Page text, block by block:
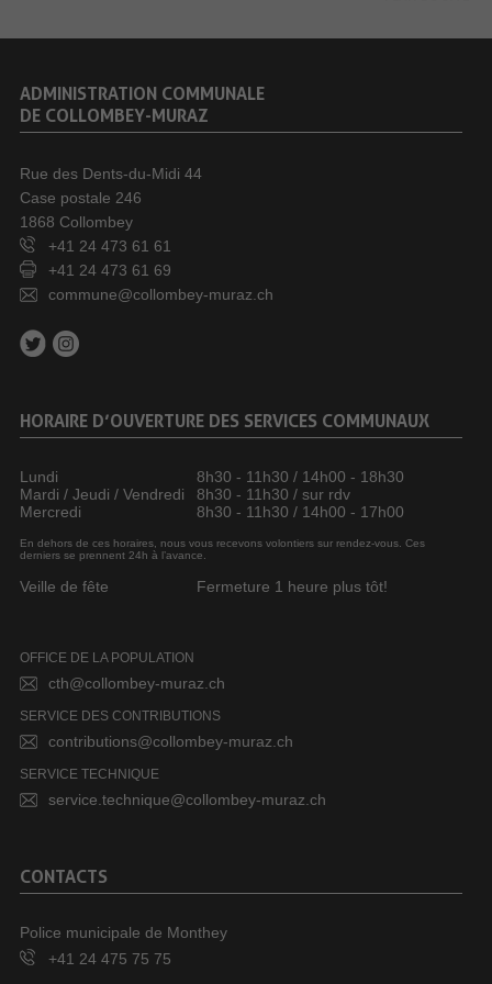
ADMINISTRATION COMMUNALE
DE COLLOMBEY-MURAZ
Rue des Dents-du-Midi 44
Case postale 246
1868 Collombey
+41 24 473 61 61
+41 24 473 61 69
commune@collombey-muraz.ch
HORAIRE D’OUVERTURE DES SERVICES COMMUNAUX
Lundi
8h30 - 11h30 / 14h00 - 18h30
Mardi / Jeudi / Vendredi
8h30 - 11h30 / sur rdv
Mercredi
8h30 - 11h30 / 14h00 - 17h00
En dehors de ces horaires, nous vous recevons volontiers sur rendez-vous. Ces
derniers se prennent 24h à l’avance.
Veille de fête Fermeture 1 heure plus tôt!
OFFICE DE LA POPULATION
cth@collombey-muraz.ch
SERVICE DES CONTRIBUTIONS
contributions@collombey-muraz.ch
SERVICE TECHNIQUE
service.technique@collombey-muraz.ch
CONTACTS
Police municipale de Monthey
+41 24 475 75 75